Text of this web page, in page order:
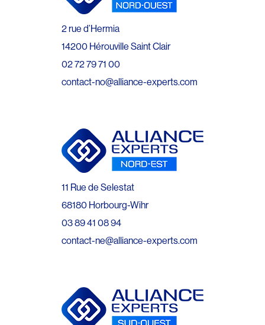
2 rue d’Hermia
14200 Hérouville Saint Clair
02 72 79 71 00
contact-no@alliance-experts.com
11 Rue de Selestat
68180 Horbourg-Wihr
03 89 41 08 94
contact-ne@alliance-experts.com